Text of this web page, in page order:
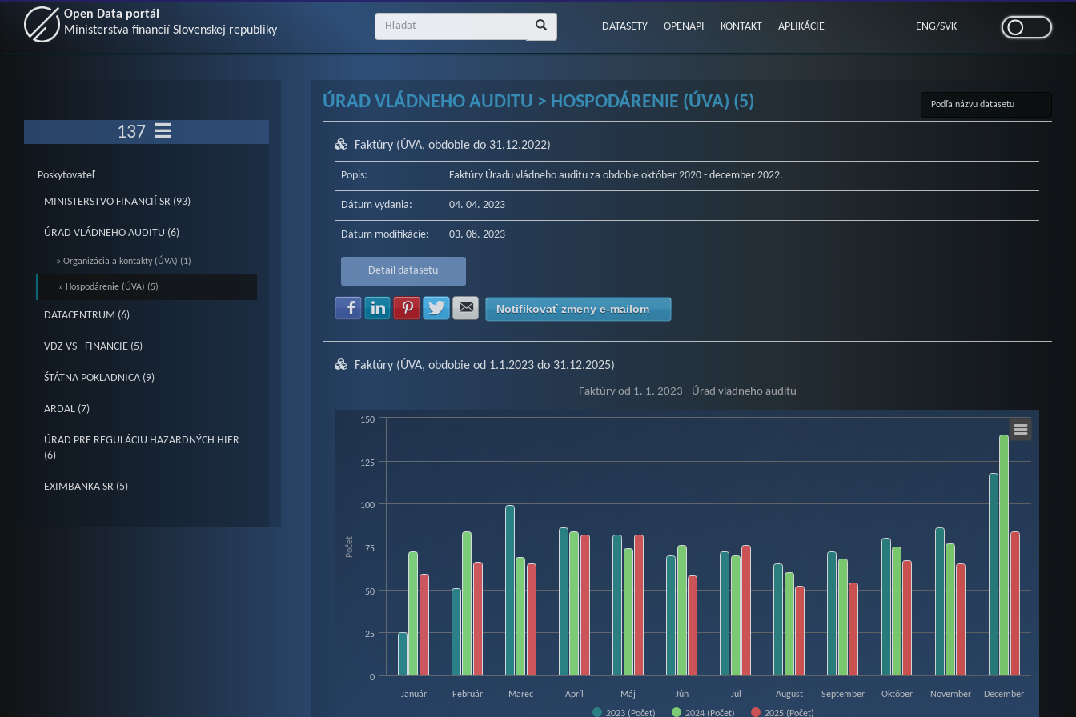
Open Data portál
Ministerstva financií Slovenskej republiky
DATASETY OPENAPI KONTAKT APLIKÁCIE ENG/SVK
137
Poskytovateľ
MINISTERSTVO FINANCIÍ SR (93)
ÚRAD VLÁDNEHO AUDITU (6)
» Organizácia a kontakty (ÚVA) (1)
» Hospodárenie (ÚVA) (5)
DATACENTRUM (6)
VDZ VS - FINANCIE (5)
ŠTÁTNA POKLADNICA (9)
ARDAL (7)
ÚRAD PRE REGULÁCIU HAZARDNÝCH HIER
(6)
EXIMBANKA SR (5)
ÚRAD VLÁDNEHO AUDITU > HOSPODÁRENIE (ÚVA) (5)
Faktúry (ÚVA, obdobie do 31.12.2022)
Popis: Faktúry Úradu vládneho auditu za obdobie október 2020 - december 2022.
Dátum vydania: 04. 04. 2023
Dátum modifikácie: 03. 08. 2023
Detail datasetu
Zdielať na Facebook
Zdielať na LinkedIn
Zdielať na Pinterest
Zdielať na Twitter
Zdielať na E-mail
Notifikovať zmeny e-mailom
Faktúry (ÚVA, obdobie od 1.1.2023 do 31.12.2025)
Faktúry od 1. 1. 2023 - Úrad vládneho auditu
Faktúry od 1. 1. 2023 - Úrad vládneho auditu
The chart has 1 Y axis displaying Počet. Data ranges from 25 to 140.
Počet
2023 (Počet) 2024 (Počet) 2025 (Počet)
Január Február Marec Apríl Máj Jún Júl August September Október November December
0
25
50
75
100
125
150